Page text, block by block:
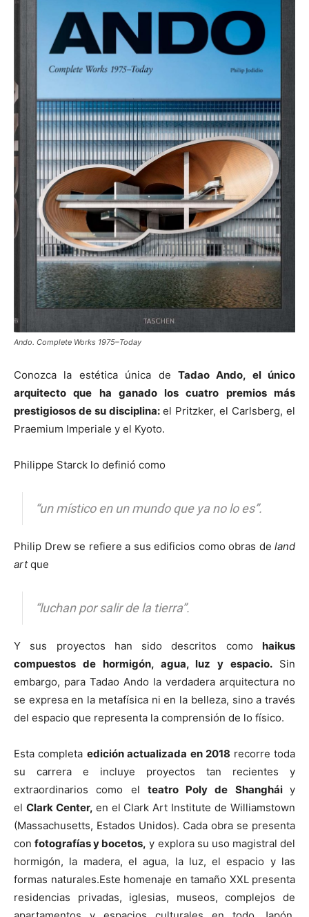
Ando. Complete Works 1975–Today
Conozca la estética única de Tadao Ando, el único
arquitecto que ha ganado los cuatro premios más
prestigiosos de su disciplina: el Pritzker, el Carlsberg, el
Praemium Imperiale y el Kyoto.
Philippe Starck lo definió como
“un místico en un mundo que ya no lo es”.
Philip Drew se refiere a sus edificios como obras de land
artque
“luchan por salir de la tierra”.
Y sus proyectos han sido descritos como haikus
compuestos de hormigón, agua, luz y espacio. Sin
embargo, para Tadao Ando la verdadera arquitectura no
se expresa en la metafísica ni en la belleza, sino a través
del espacio que representa la comprensión de lo físico.
Esta completa edición actualizada en 2018 recorre toda
su carrera e incluye proyectos tan recientes y
extraordinarios como el teatro Poly de Shangháiy
el Clark Center, en el Clark Art Institute de Williamstown
(Massachusetts, Estados Unidos). Cada obra se presenta
confotografías y bocetos, y explora su uso magistral del
hormigón, la madera, el agua, la luz, el espacio y las
formas naturales.Este homenaje en tamaño XXL presenta
residencias privadas, iglesias, museos, complejos de